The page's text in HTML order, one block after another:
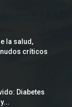
la salud,
críticos
Diabetes